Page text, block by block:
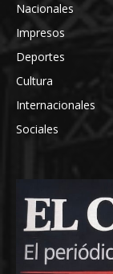
Nacionales
Impresos
Deportes
Cultura
Internacionales
Sociales